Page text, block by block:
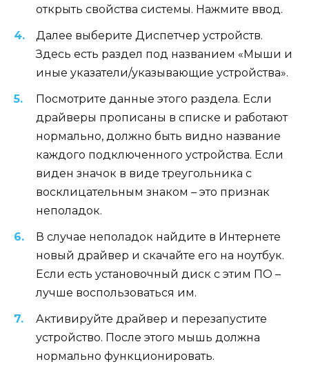
открыть свойства системы. Нажмите ввод.
Далее выберите Диспетчер устройств.
Здесь есть раздел под названием «Мыши и
иные указатели/указывающие устройства».
Посмотрите данные этого раздела. Если
драйверы прописаны в списке и работают
нормально, должно быть видно название
каждого подключенного устройства. Если
виден значок в виде треугольника с
восклицательным знаком – это признак
неполадок.
В случае неполадок найдите в Интернете
новый драйвер и скачайте его на ноутбук.
Если есть установочный диск с этим ПО –
лучше воспользоваться им.
Активируйте драйвер и перезапустите
устройство. После этого мышь должна
нормально функционировать.